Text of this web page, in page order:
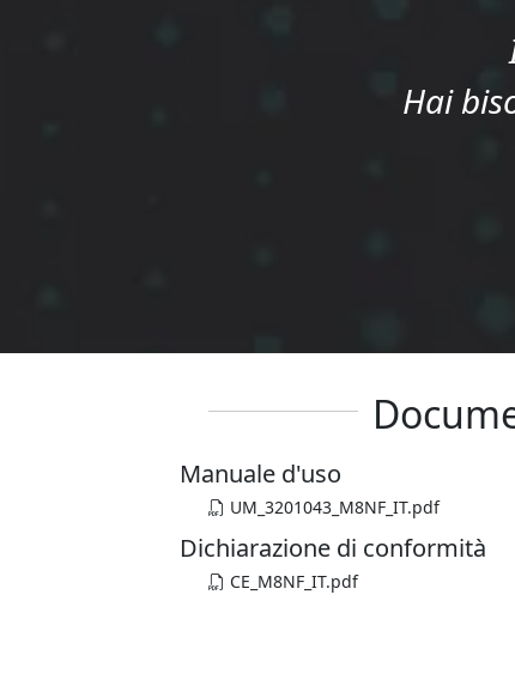
Hai
Manuale d'uso
UM_3201043_M8NF_IT.pdf
Dichiarazione di conformità
CE_M8NF_IT.pdf